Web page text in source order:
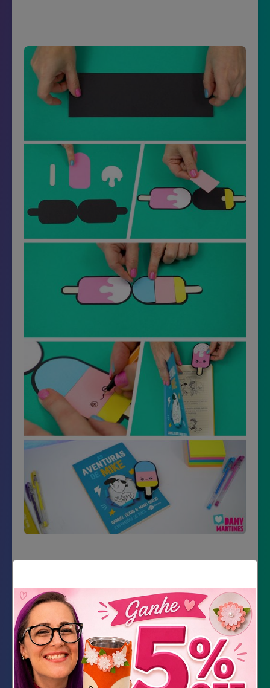
Material Necessário
Papel preto, rosa, bege, branco, amarelo e
azul
Canetas preta e canetas coloridas